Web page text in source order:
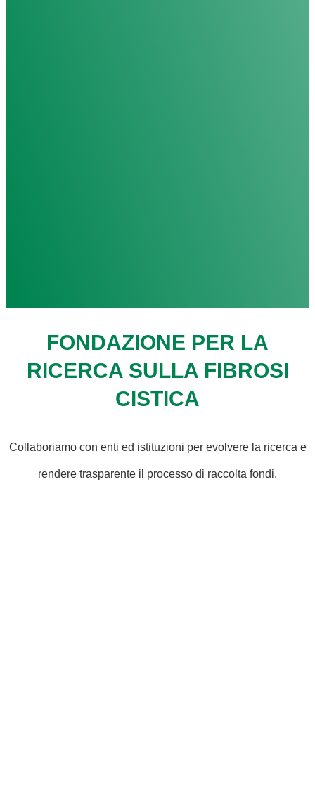
FONDAZIONE PER LA
RICERCA SULLA FIBROSI
CISTICA
Collaboriamo con enti ed istituzioni per evolvere la ricerca e
rendere trasparente il processo di raccolta fondi.